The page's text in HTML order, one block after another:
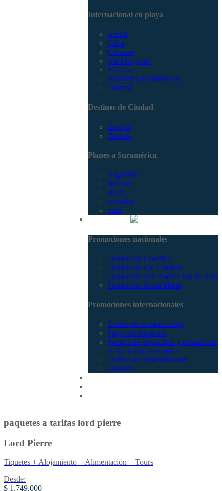
Internacional en playa
Aruba
Cuba
Curacao
Isla Margarita
México
República Dominicana
Panamá
Destinos de Ciudad
Europa
Turquía
Planes a Suramérica
Argentina
Bolivia
Brasil
Ecuador
Perú
Promociones nacionales
Promocion Coveñas
Promoción Eje Cafetero
Promoción San Andrés Fin de Año
Promoción Santa Marta
Promociones internacionales
Estado de tu transacción
Pago confirmación
Política de privacidad y tratamiento
de los datos personales
Política de Sostenibilidad
Tiquetes
paquetes a tarifas lord pierre
Lord Pierre
Tiquetes + Alojamiento + Alimentación + Tours
Desde:
$ 1.749.000